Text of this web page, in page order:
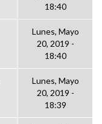
18:40
Lunes, Mayo
20, 2019 -
18:40
Lunes, Mayo
20, 2019 -
18:39